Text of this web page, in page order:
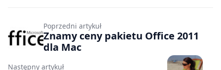
Poprzedni artykuł
Znamy ceny pakietu Office 2011
dla Mac
Następny artykuł